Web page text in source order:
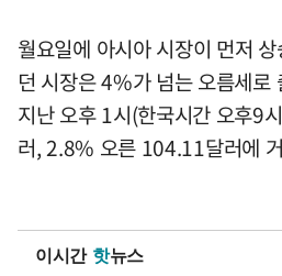
월요일에 아시아 시장이 먼저
던 시장은 4%가 넘는 오름세로
지난 오후 1시(한국시간 오후9
러, 2.8% 오른 104.11달러에
이시간 핫뉴스